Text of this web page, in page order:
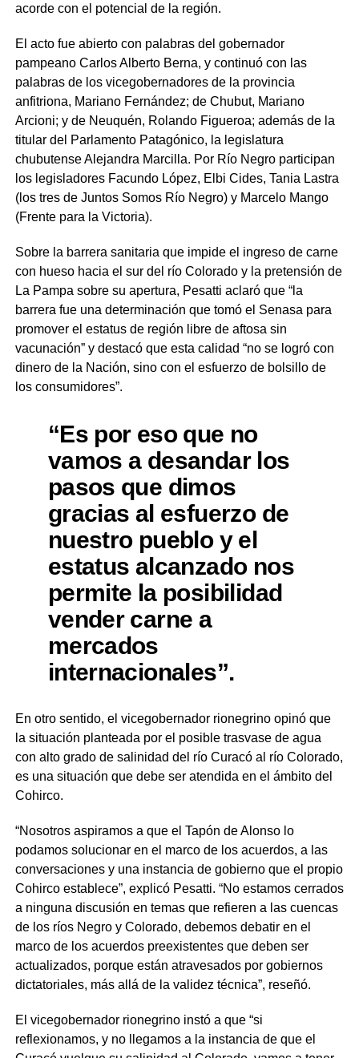
acorde con el potencial de la región.
El acto fue abierto con palabras del gobernador
pampeano Carlos Alberto Berna, y continuó con las
palabras de los vicegobernadores de la provincia
anfitriona, Mariano Fernández; de Chubut, Mariano
Arcioni; y de Neuquén, Rolando Figueroa; además de la
titular del Parlamento Patagónico, la legislatura
chubutense Alejandra Marcilla. Por Río Negro participan
los legisladores Facundo López, Elbi Cides, Tania Lastra
(los tres de Juntos Somos Río Negro) y Marcelo Mango
(Frente para la Victoria).
Sobre la barrera sanitaria que impide el ingreso de carne
con hueso hacia el sur del río Colorado y la pretensión de
La Pampa sobre su apertura, Pesatti aclaró que “la
barrera fue una determinación que tomó el Senasa para
promover el estatus de región libre de aftosa sin
vacunación” y destacó que esta calidad “no se logró con
dinero de la Nación, sino con el esfuerzo de bolsillo de
los consumidores”.
“Es por eso que no
vamos a desandar los
pasos que dimos
gracias al esfuerzo de
nuestro pueblo y el
estatus alcanzado nos
permite la posibilidad
vender carne a
mercados
internacionales”.
En otro sentido, el vicegobernador rionegrino opinó que
la situación planteada por el posible trasvase de agua
con alto grado de salinidad del río Curacó al río Colorado,
es una situación que debe ser atendida en el ámbito del
Cohirco.
“Nosotros aspiramos a que el Tapón de Alonso lo
podamos solucionar en el marco de los acuerdos, a las
conversaciones y una instancia de gobierno que el propio
Cohirco establece”, explicó Pesatti. “No estamos cerrados
a ninguna discusión en temas que refieren a las cuencas
de los ríos Negro y Colorado, debemos debatir en el
marco de los acuerdos preexistentes que deben ser
actualizados, porque están atravesados por gobiernos
dictatoriales, más allá de la validez técnica”, reseñó.
El vicegobernador rionegrino instó a que “si
reflexionamos, y no llegamos a la instancia de que el